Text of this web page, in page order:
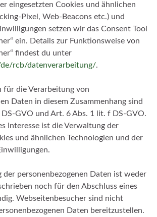
eingesetzten Cookies und ähnlichen
Pixel, Web-Beacons etc.) und
setzen wir das Consent Tool
ein. Details zur Funktionsweise von
findest du unter
rcb/datenverarbeitung/.
für die Verarbeitung von
Daten in diesem Zusammenhang sind
GVO und Art. 6 Abs. 1 lit. f DS-GVO.
Interesse ist die Verwaltung der
und ähnlichen Technologien und der
der personenbezogenen Daten ist weder
noch für den Abschluss eines
Webseitenbesucher sind nicht
Daten bereitzustellen.